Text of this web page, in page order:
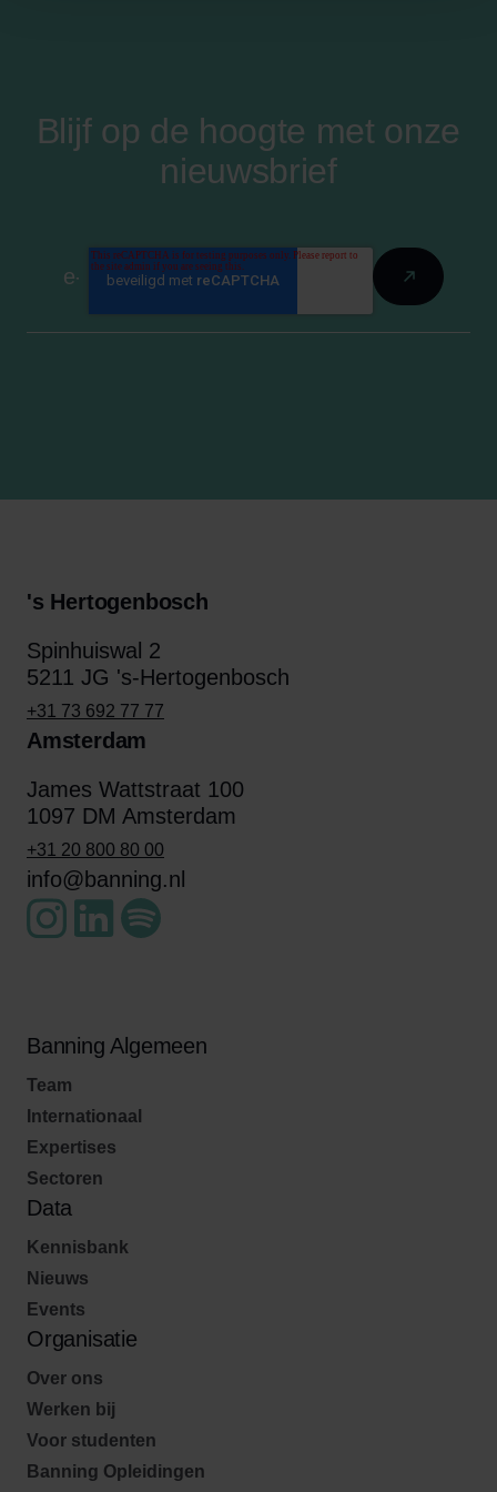
Blijf op de hoogte met onze
nieuwsbrief
's Hertogenbosch
Spinhuiswal 2
5211 JG 's-Hertogenbosch
+31 73 692 77 77
Amsterdam
James Wattstraat 100
1097 DM Amsterdam
+31 20 800 80 00
info@banning.nl
Banning Algemeen
Team
Internationaal
Expertises
Sectoren
Data
Kennisbank
Nieuws
Events
Organisatie
Over ons
Werken bij
Voor studenten
Banning Opleidingen